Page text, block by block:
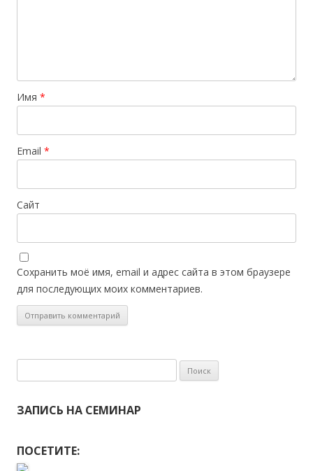
Имя *
Email *
Сайт
Сохранить моё имя, email и адрес сайта в этом браузере
для последующих моих комментариев.
ЗАПИСЬ НА СЕМИНАР
ПОСЕТИТЕ: